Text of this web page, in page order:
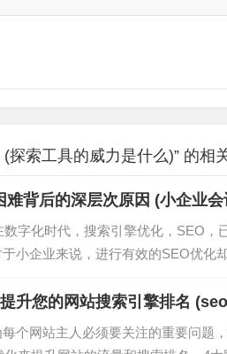
探索工具的威力是什么)” 的相
背后的深层次原因 (小企业会
字化时代，搜索引擎优化，SEO，
小企业来说，进行有效的SEO优化
升您的网站搜索引擎排名
个网站主人必须要关注的重要问题